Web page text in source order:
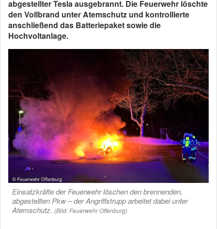
abgestellter Tesla ausgebrannt. Die Feuerwehr löschte
den Vollbrand unter Atemschutz und kontrollierte
anschließend das Batteriepaket sowie die
Hochvoltanlage.
Einsatzkräfte der Feuerwehr löschen den brennenden,
abgestellten Pkw – der Angriffstrupp arbeitet dabei unter
Atemschutz. (Bild: Feuerwehr Offenburg)